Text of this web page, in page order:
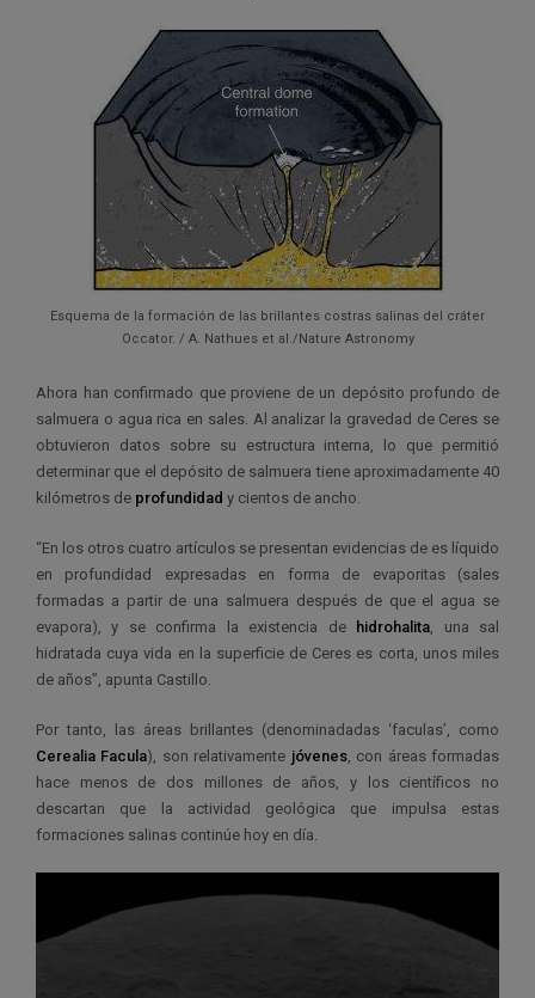
Esquema de la formación de las brillantes costras salinas del cráter
Occator. / A. Nathues et al./Nature Astronomy
Ahora han confirmado que proviene de un depósito profundo de
salmuera o agua rica en sales. Al analizar la gravedad de Ceres se
obtuvieron datos sobre su estructura interna, lo que permitió
determinar que el depósito de salmuera tiene aproximadamente 40
kilómetros de profundidad y cientos de ancho.
“En los otros cuatro artículos se presentan evidencias de es líquido
en profundidad expresadas en forma de evaporitas (sales
formadas a partir de una salmuera después de que el agua se
evapora), y se confirma la existencia de
hidrohalita, una sal
hidratada cuya vida en la superficie de Ceres es corta, unos miles
de años”, apunta Castillo.
Por tanto, las áreas brillantes (denominadadas ‘faculas’, como
Cerealia Facula), son relativamente jóvenes, con áreas formadas
hace menos de dos millones de años, y los científicos no
descartan que la actividad geológica que impulsa estas
formaciones salinas continúe hoy en día.